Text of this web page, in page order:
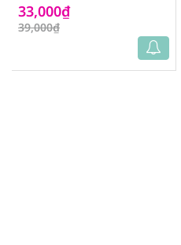
33,000₫
39,000₫